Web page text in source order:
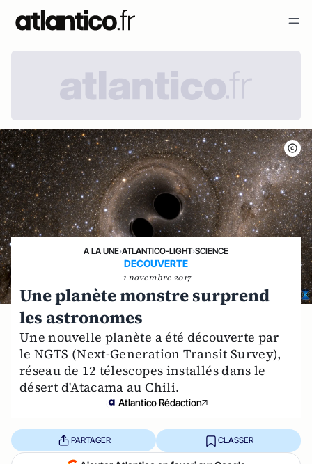
A LA UNE›ATLANTICO-LIGHT›SCIENCE
DECOUVERTE
1 novembre 2017
Une planète monstre surprend
les astronomes
Une nouvelle planète a été découverte par
le NGTS (Next-Generation Transit Survey),
réseau de 12 télescopes installés dans le
désert d'Atacama au Chili.
Atlantico Rédaction
PARTAGER CLASSER